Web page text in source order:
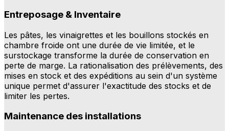
Entreposage & Inventaire
Les pâtes, les vinaigrettes et les bouillons stockés en
chambre froide ont une durée de vie limitée, et le
surstockage transforme la durée de conservation en
perte de marge. La rationalisation des prélèvements, des
mises en stock et des expéditions au sein d'un système
unique permet d'assurer l'exactitude des stocks et de
limiter les pertes.
Maintenance des installations